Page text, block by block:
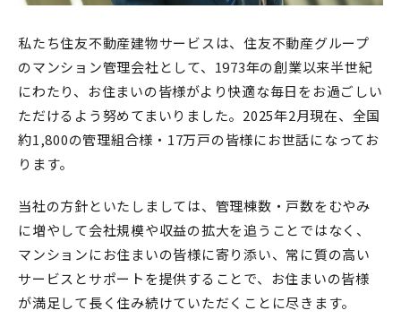
私たち住友不動産建物サービスは、住友不動産グループ
のマンション管理会社として、1973年の創業以来半世紀
にわたり、お住まいの皆様がより快適な毎日をお過ごしい
ただけるよう努めてまいりました。2025年2月現在、全国
約1,800の管理組合様・17万戸の皆様にお世話になってお
ります。
当社の方針といたしましては、管理棟数・戸数をむやみ
に増やして会社規模や収益の拡大を追うことではなく、
マンションにお住まいの皆様に寄り添い、常に質の高い
サービスとサポートを提供することで、お住まいの皆様
が満足して長く住み続けていただくことに尽きます。